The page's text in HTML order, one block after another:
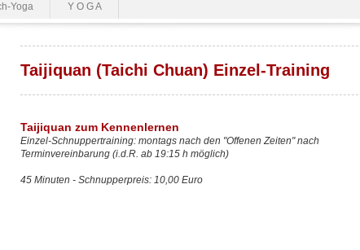
Yoga Y O G A
Taijiquan (Taichi Chuan) Einzel-Training
Taijiquan zum Kennenlernen
Einzel-Schnuppertraining: montags nach den "Offenen Zeiten" nach
Terminvereinbarung (i.d.R. ab 19:15 h möglich)
45 Minuten - Schnupperpreis: 10,00 Euro